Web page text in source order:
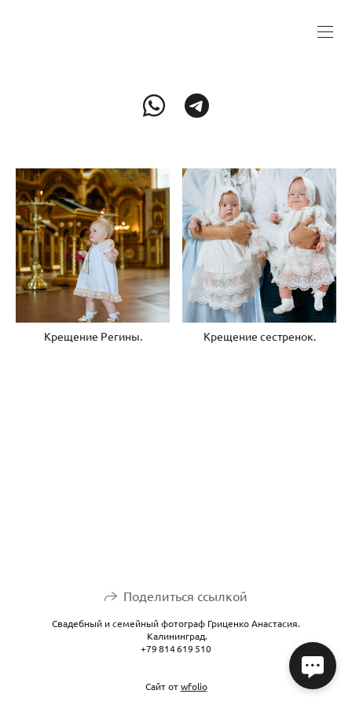
Крещение Регины. Крещение сестренок.
Поделиться ссылкой
Свадебный и семейный фотограф Гриценко Анастасия.
Калининград.
+79 814 619 510
Сайт отwfolio